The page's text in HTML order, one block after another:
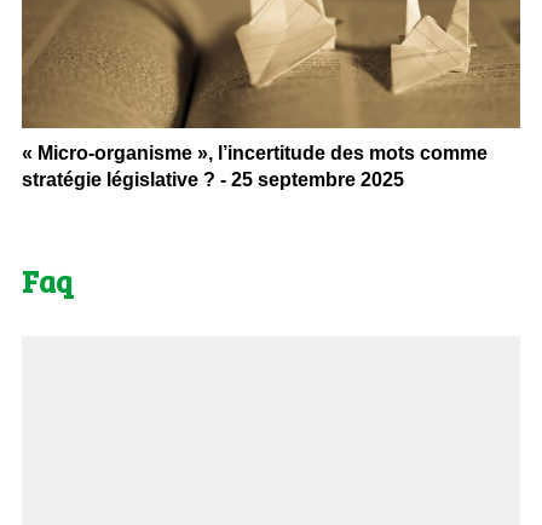
« Micro-organisme », l’incertitude des mots comme
stratégie législative ? - 25 septembre 2025
Faq